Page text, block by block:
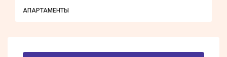
АПАРТАМЕНТЫ